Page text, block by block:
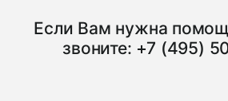
Если Вам нужна
звоните: +7 (495)